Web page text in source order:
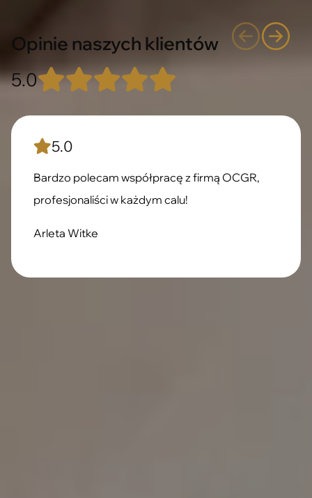
Opinie naszych klientów
5.0
5.0
Bardzo polecam współpracę z firmą OCGR,
profesjonaliści w każdym calu!
Arleta Witke